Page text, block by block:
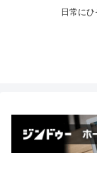
日常に